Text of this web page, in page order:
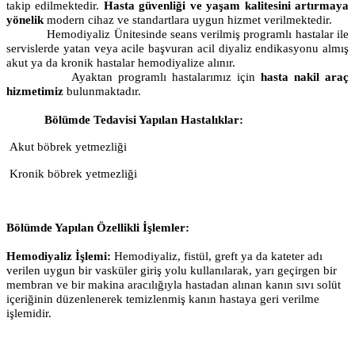
takip edilmektedir. Hasta güvenliği ve yaşam kalitesini artırmaya
yönelik modern cihaz ve standartlara uygun hizmet verilmektedir.
Hemodiyaliz Ünitesinde seans verilmiş programlı hastalar ile
servislerde yatan veya acile başvuran acil diyaliz endikasyonu almış
akut ya da kronik hastalar hemodiyalize alınır.
Ayaktan programlı hastalarımız içinhasta nakil araç
hizmetimiz bulunmaktadır.
Bölümde Tedavisi Yapılan Hastalıklar:
Akut böbrek yetmezliği
Kronik böbrek yetmezliği
Bölümde Yapılan Özellikli İşlemler:
Hemodiyaliz İşlemi: Hemodiyaliz, fistül, greft ya da kateter adı
verilen uygun bir vasküler giriş yolu kullanılarak, yarı geçirgen bir
membran ve bir makina aracılığıyla hastadan alınan kanın sıvı solüt
içeriğinin düzenlenerek temizlenmiş kanın hastaya geri verilme
işlemidir.